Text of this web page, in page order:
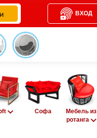
ВХОД
Софа
Мебель из
ротанга